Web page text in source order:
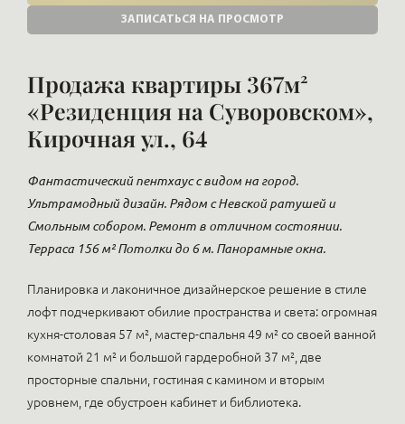
ЗАПИСАТЬСЯ НА ПРОСМОТР
Продажа квартиры 367м²
«Резиденция на Суворовском»,
Кирочная ул., 64
Фантастический пентхаус с видом на город.
Ультрамодный дизайн. Рядом с Невской ратушей и
Смольным собором. Ремонт в отличном состоянии.
Терраса 156 м² Потолки до 6 м. Панорамные окна.
Планировка и лаконичное дизайнерское решение в стиле
лофт подчеркивают обилие пространства и света: огромная
кухня-столовая 57 м², мастер-спальня 49 м² со своей ванной
комнатой 21 м² и большой гардеробной 37 м², две
просторные спальни, гостиная с камином и вторым
уровнем, где обустроен кабинет и библиотека.